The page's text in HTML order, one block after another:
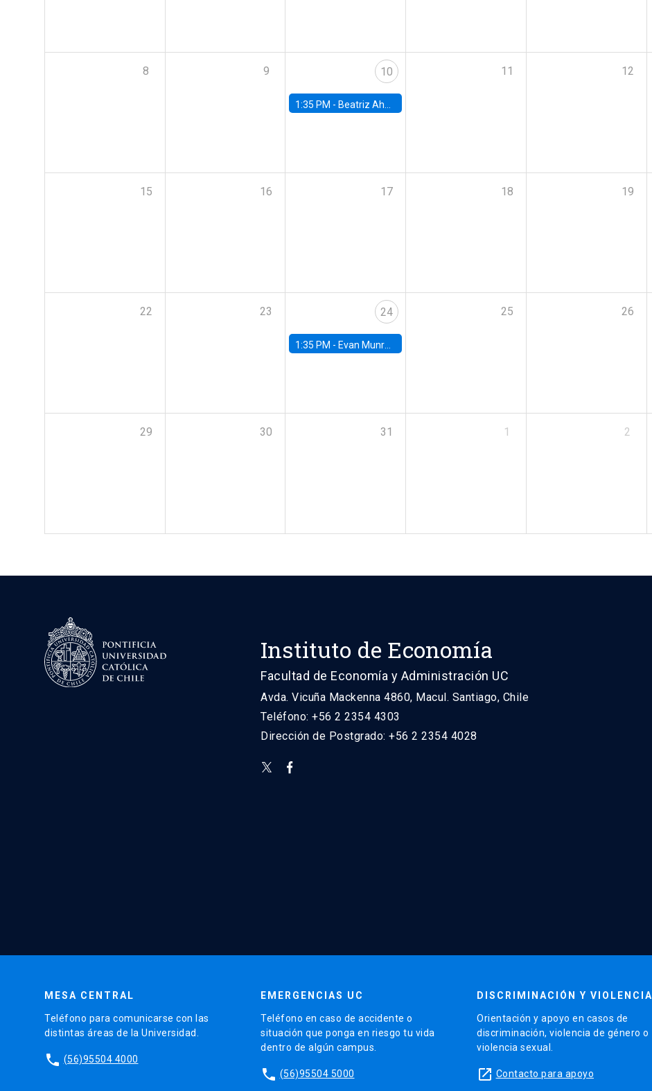
8 9 10
1:35 PM - Beatriz Ahumada, PhD candidate, Universidad de Pittsburgh
11 12
15 16 17 18 19
22 23 24
1:35 PM - Evan Munro, Neyman Visiting Assistant Professor in the Department of Statistics at UC Berkeley
25 26
29 30 31 1 2
Instituto de Economía
Facultad de Economía y Administración UC
Avda. Vicuña Mackenna 4860, Macul. Santiago, Chile
Teléfono: +56 2 2354 4303
Dirección de Postgrado: +56 2 2354 4028
MESA CENTRAL
Teléfono para comunicarse con las
distintas áreas de la Universidad.
phone (56)95504 4000
EMERGENCIAS UC
Teléfono en caso de accidente o
situación que ponga en riesgo tu vida
dentro de algún campus.
phone (56)95504 5000
DISCRIMINACIÓN Y VIOLENCIA
Orientación y apoyo en casos de
discriminación, violencia de género o
violencia sexual.
launch Contacto para apoyo